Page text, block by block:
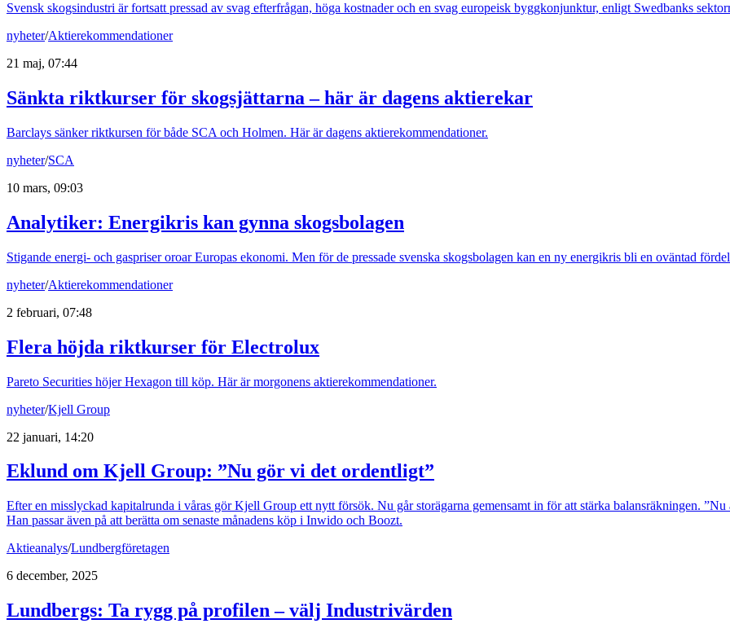
Svensk skogsindustri är fortsatt pressad av svag efterfrågan, höga kostnader och en svag europeisk byggkonjunktur, enligt Swedbanks
nyheter/Aktierekommendationer
21 maj, 07:44
Sänkta riktkurser för skogsjättarna – här är dagens aktierekar
Barclays sänker riktkursen för både SCA och Holmen. Här är dagens aktierekommendationer.
nyheter/SCA
10 mars, 09:03
Analytiker: Energikris kan gynna skogsbolagen
Stigande energi- och gaspriser oroar Europas ekonomi. Men för de pressade svenska skogsbolagen kan en ny energikris bli en oväntad
nyheter/Aktierekommendationer
2 februari, 07:48
Flera höjda riktkurser för Electrolux
Pareto Securities höjer Hexagon till köp. Här är morgonens aktierekommendationer.
nyheter/Kjell Group
22 januari, 14:20
Eklund om Kjell Group: ”Nu gör vi det ordentligt”
Efter en misslyckad kapitalrunda i våras gör Kjell Group ett nytt försök. Nu går storägarna gemensamt in för att stärka balansräkningen.
Han passar även på att berätta om senaste månadens köp i Inwido och Boozt.
Aktieanalys/Lundbergföretagen
6 december, 2025
Lundbergs: Ta rygg på profilen – välj Industrivärden